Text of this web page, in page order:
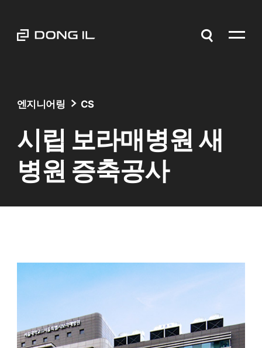
엔지니어링 CS
시립 보라매병원 새
병원 증축공사